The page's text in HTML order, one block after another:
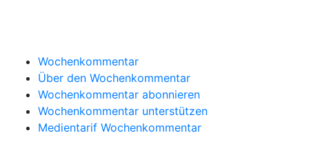
Wochenkommentar
Über den Wochenkommentar
Wochenkommentar abonnieren
Wochenkommentar unterstützen
Medientarif Wochenkommentar